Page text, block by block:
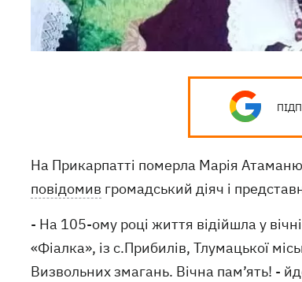
На Прикарпатті померла Марія
повідомив громадський діяч і
- На 105-ому році життя відійшла у
«Фіалка», із с.Прибилів, Тлумацької
Визвольних змагань. Вічна пам’ять! -